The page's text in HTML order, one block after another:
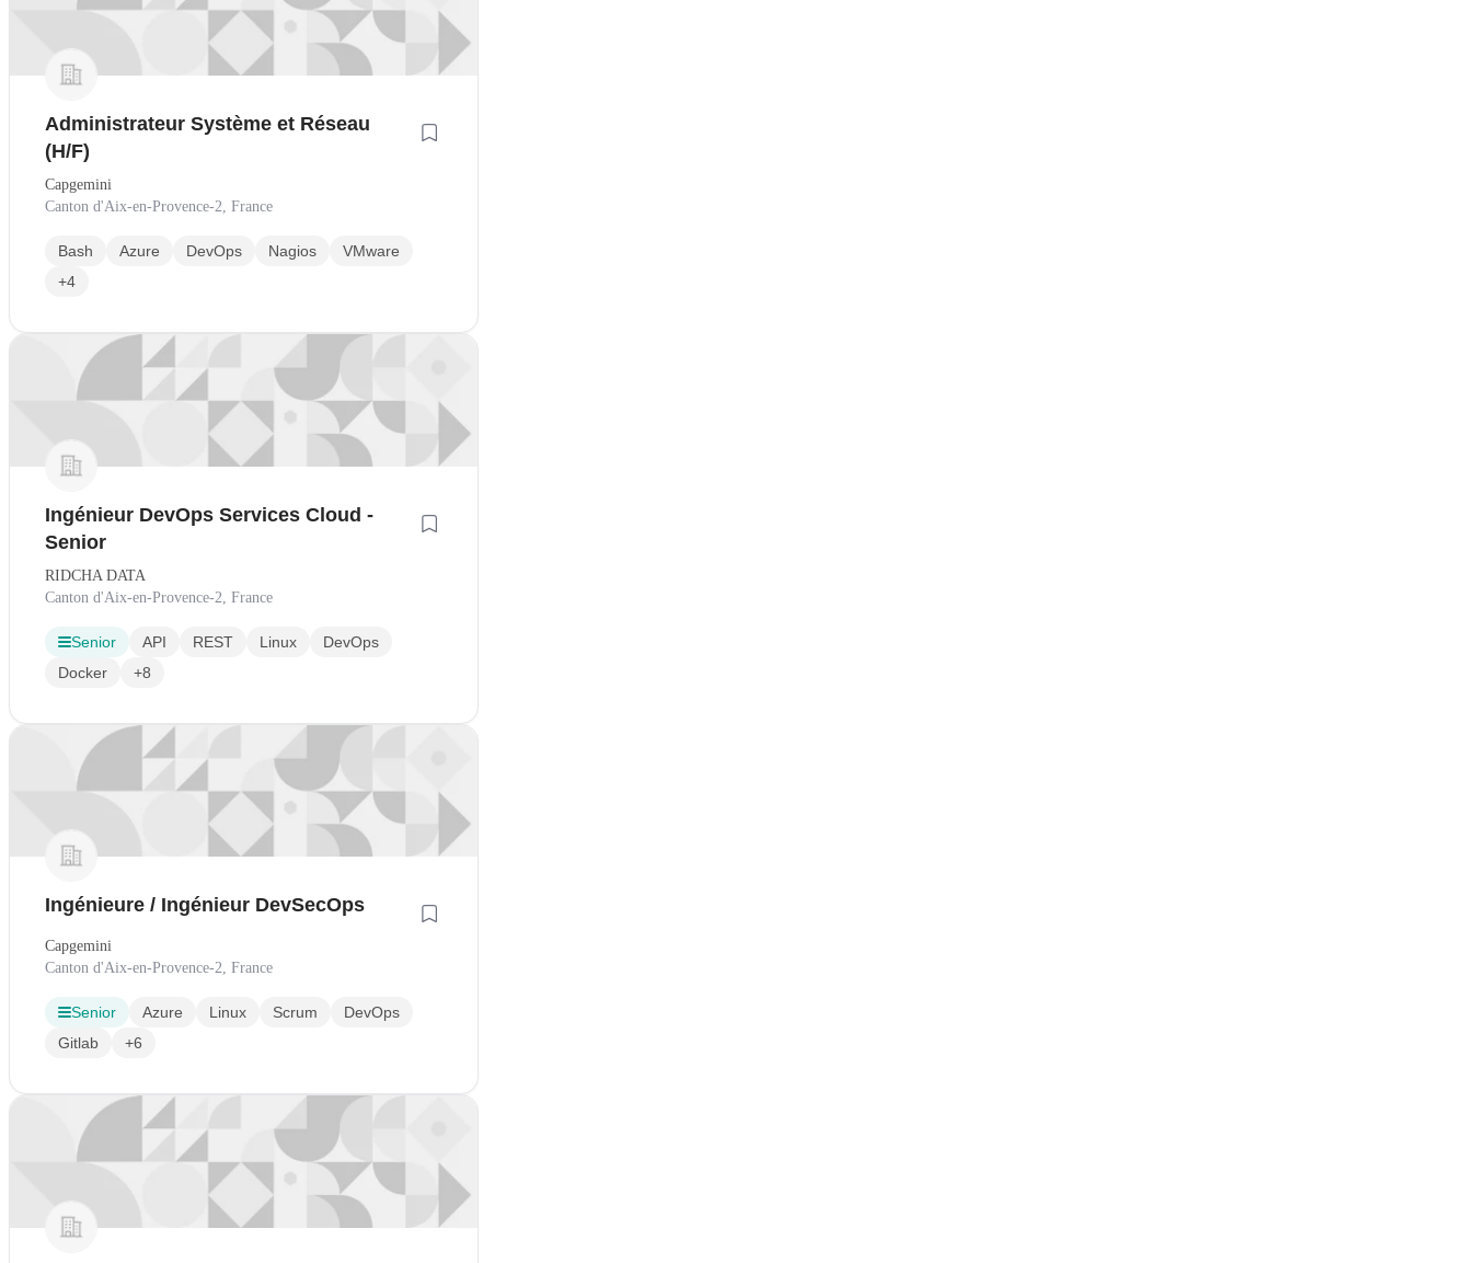
Administrateur Système et Réseau
(H/F)
Capgemini
Canton d'Aix-en-Provence-2, France
Bash Azure DevOps Nagios
VMware
+4
Ingénieur DevOps Services Cloud -
Senior
RIDCHA DATA
Canton d'Aix-en-Provence-2, France
Senior API REST Linux
DevOps
Docker
+8
Ingénieure / Ingénieur DevSecOps
Capgemini
Canton d'Aix-en-Provence-2, France
Senior Azure Linux Scrum
DevOps
Gitlab
+6